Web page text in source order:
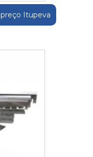
Itupeva